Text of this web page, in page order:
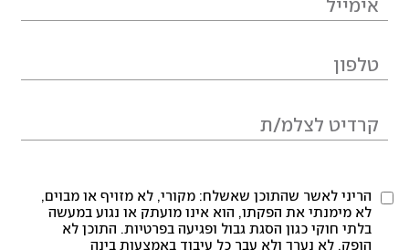
הריני לאשר שהתוכן שאשלח: מקורי, לא מזויף או מבוים,
לא מימנתי את הפקתו, הוא אינו מועתק או נגוע במעשה
בלתי חוקי כגון הסגת גבול ופגיעה בפרטיות. התוכן לא
הופק, לא נערך ולא עבר כל עיבוד באמצעות בינה